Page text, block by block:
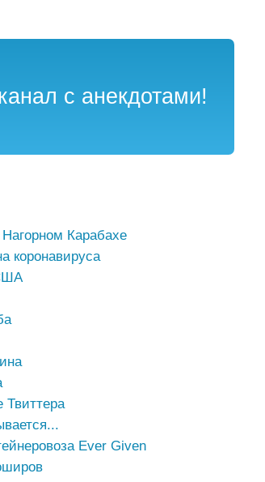
с анекдотами!
Карабахе
коронавируса
Твиттера
Ever Given